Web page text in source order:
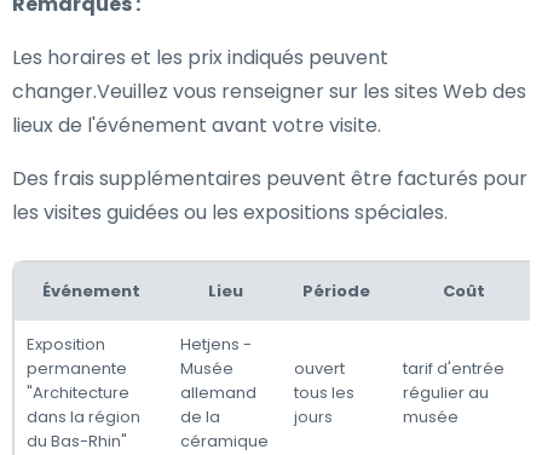
Les horaires et les prix indiqués peuvent
changer.Veuillez vous renseigner sur les sites Web des
lieux de l'événement avant votre visite.
Des frais supplémentaires peuvent être facturés pour
les visites guidées ou les expositions spéciales.
Événement Lieu Période Coût
Exposition
permanente
"Architecture
dans la région
du Bas-Rhin"
Hetjens -
Musée
allemand
de la
céramique
ouvert
tous les
jours
tarif d'entrée
régulier au
musée